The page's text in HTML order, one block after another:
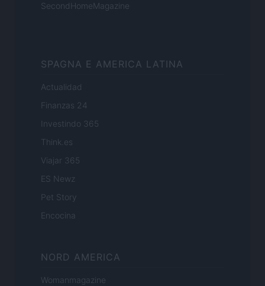
SecondHomeMagazine
SPAGNA E AMERICA LATINA
Actualidad
Finanzas 24
Investindo 365
Think.es
Viajar 365
ES Newz
Pet Story
Encocina
NORD AMERICA
Womanmagazine